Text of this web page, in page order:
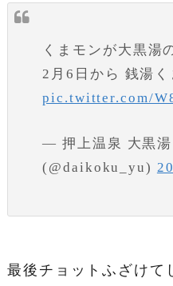
くまモンが大黒湯
2月6日から 銭湯
pic.twitter.com/
— 押上温泉 大黒
(@daikoku_yu)
最後チョットふざけて